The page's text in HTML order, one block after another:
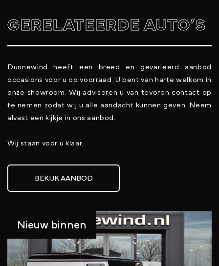
GERELATEERDE AUTO’S
Dunnewind heeft een breed en gevarieerd aanbod
occasions voor u op voorraad. U bent van harte welkom in
onze showroom. Wij adviseren u van tevoren contact op
te nemen zodat wij u alle aandacht kunnen geven. Neem
alvast een kijkje in ons aanbod.
Wij staan voor u klaar.
BEKIJK AANBOD
Nieuw binnen